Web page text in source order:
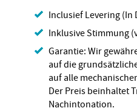
Inclusief Levering (In
Inklusive Stimmung
Garantie: Wir
auf die
auf alle
Der Preis beinhaltet
Nachintonation.